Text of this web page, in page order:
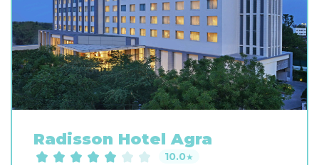
Radisson Hotel Agra
10.0★